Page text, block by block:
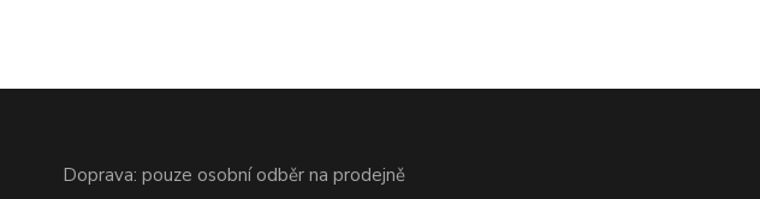
Doprava: pouze osobní odběr na prodejně